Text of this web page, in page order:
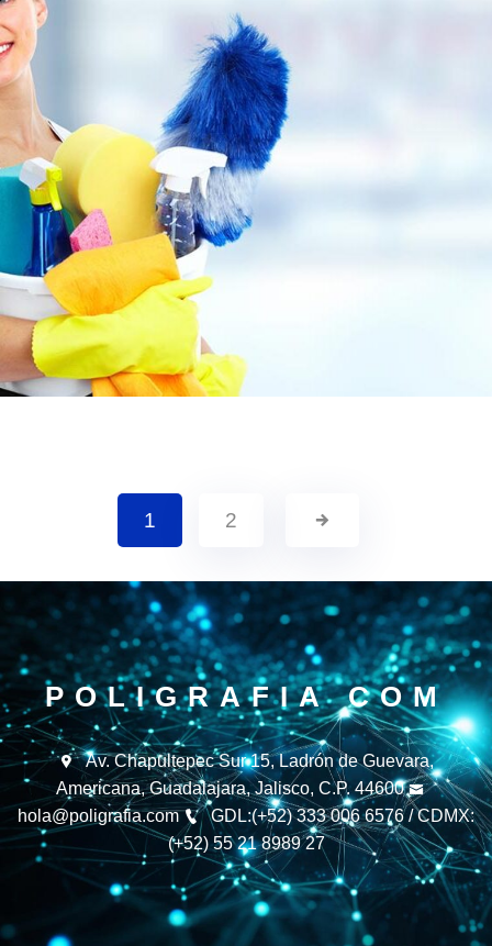
1 2
POLIGRAFIA COM
Av. Chapultepec Sur 15, Ladrón de Guevara,
Americana, Guadalajara, Jalisco, C.P. 44600
hola@poligrafia.com
GDL:(+52) 333 006 6576 / CDMX:
(+52) 55 21 8989 27